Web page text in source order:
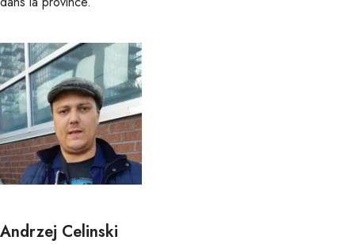
Andrzej Celinski